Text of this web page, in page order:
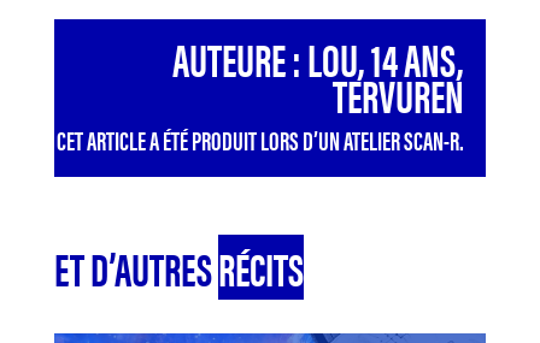
AUTEURE : LOU, 14 ANS,
TERVUREN
CET ARTICLE A ÉTÉ PRODUIT LORS D’UN ATELIER SCAN-R.
ET D’AUTRESRÉCITS